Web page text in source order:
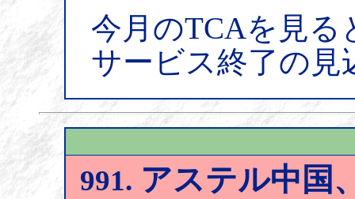
今月のTCAを見る
サービス終了の
991. アステル中国